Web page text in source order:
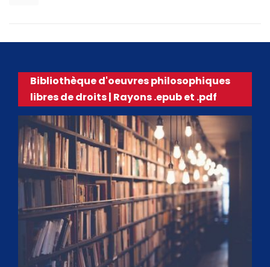
Bibliothèque d'oeuvres philosophiques
libres de droits | Rayons .epub et .pdf